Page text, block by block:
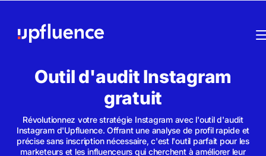
Outil d'audit Instagram
gratuit
Révolutionnez votre stratégie Instagram avec l'outil d'audit
Instagram d'Upfluence. Offrant une analyse de profil rapide et
précise sans inscription nécessaire, c'est l'outil parfait pour les
marketeurs et les influenceurs qui cherchent à améliorer leur